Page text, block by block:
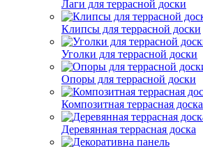
Лаги для террасной доски
Клипсы для террасной доски
Уголки для террасной доски
Опоры для террасной доски
Композитная террасная доска
Деревянная террасная доска